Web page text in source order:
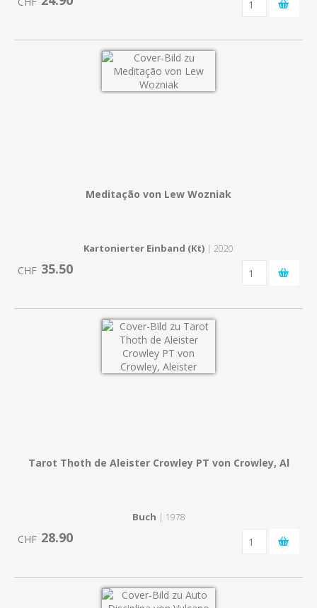
Meditação von Lew Wozniak
Kartonierter Einband (Kt) | 2020
CHF 35.50
Tarot Thoth de Aleister Crowley PT von Crowley, Al
Buch | 1978
CHF 28.90